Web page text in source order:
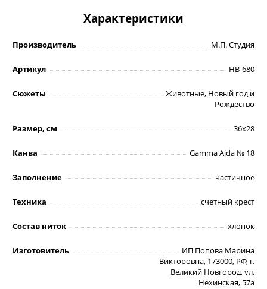
Характеристики
Производитель М.П. Студия
Артикул НВ-680
Сюжеты
Животные, Новый год и
Рождество
Размер, см 36х28
Канва Gamma Aida № 18
Заполнение частичное
Техника счетный крест
Состав ниток хлопок
Изготовитель
ИП Попова Марина
Викторовна, 173000, РФ, г.
Великий Новгород, ул.
Нехинская, 57а